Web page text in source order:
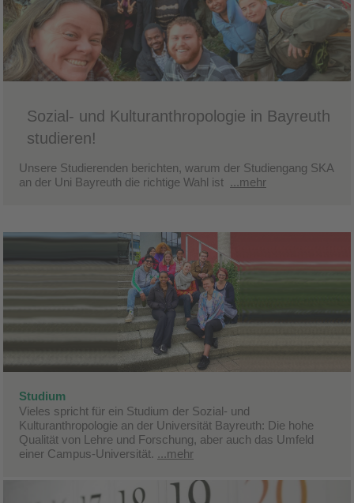
Sozial- und Kulturanthropologie in Bayreuth
studieren!
Unsere Studierenden berichten, warum der Studiengang SKA
an der Uni Bayreuth die richtige Wahl ist ...mehr
Studium
Vieles spricht für ein Studium der Sozial- und
Kulturanthropologie an der Universität Bayreuth: Die hohe
Qualität von Lehre und Forschung, aber auch das Umfeld
einer Campus-Universität. ...mehr